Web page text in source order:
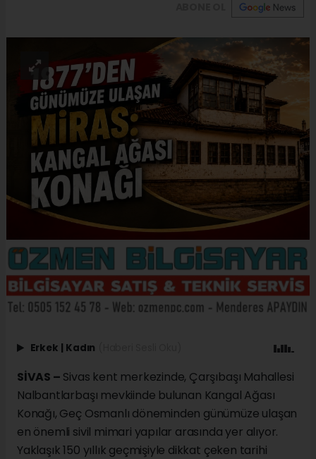
Erkek | Kadın
SİVAS – Sivas kent merkezinde, Çarşıbaşı Mahallesi
Nalbantlarbaşı mevkiinde bulunan Kangal Ağası
Konağı, Geç Osmanlı döneminden günümüze ulaşan
en önemli sivil mimari yapılar arasında yer alıyor.
Yaklaşık 150 yıllık geçmişiyle dikkat çeken tarihi